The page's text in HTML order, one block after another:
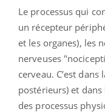
Le processus qui
un récepteur
et les organes), les
nerveuses
cerveau. C’est
postérieurs) et
des processus